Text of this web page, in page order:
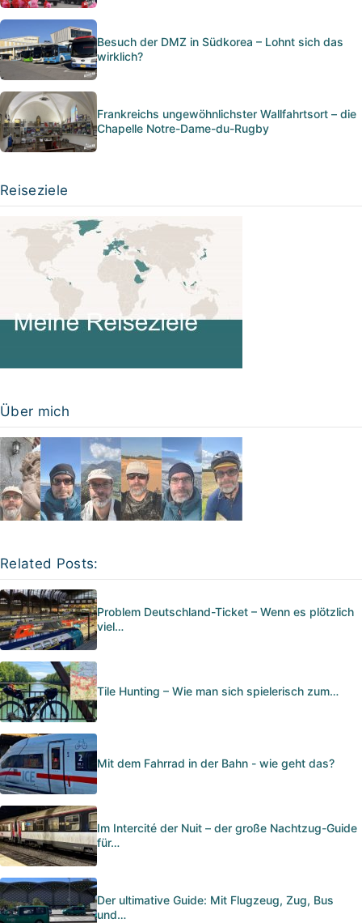
Besuch der DMZ in Südkorea – Lohnt sich das
wirklich?
Frankreichs ungewöhnlichster Wallfahrtsort – die
Chapelle Notre-Dame-du-Rugby
Reiseziele
Über mich
Related Posts:
Problem Deutschland-Ticket – Wenn es plötzlich
viel…
Tile Hunting – Wie man sich spielerisch zum…
Mit dem Fahrrad in der Bahn - wie geht das?
Im Intercité der Nuit – der große Nachtzug-Guide
für…
Der ultimative Guide: Mit Flugzeug, Zug, Bus
und…